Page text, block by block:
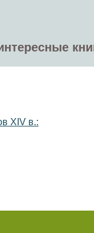
XIV в.: